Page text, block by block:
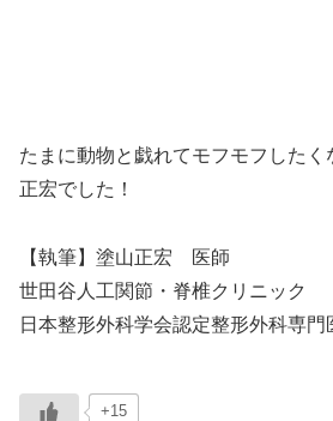
たまに動物と戯れてモフモフした
正宏でした！
【執筆】塗山正宏 医師
世田谷人工関節・脊椎クリニック
日本整形外科学会認定整形外科専門
+15